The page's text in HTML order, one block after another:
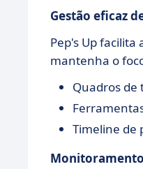
Gestão eficaz
Pep's Up
mantenha o
Quadros
Timeline de